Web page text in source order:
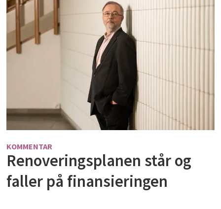
KOMMENTAR
Renoveringsplanen står og
faller på finansieringen